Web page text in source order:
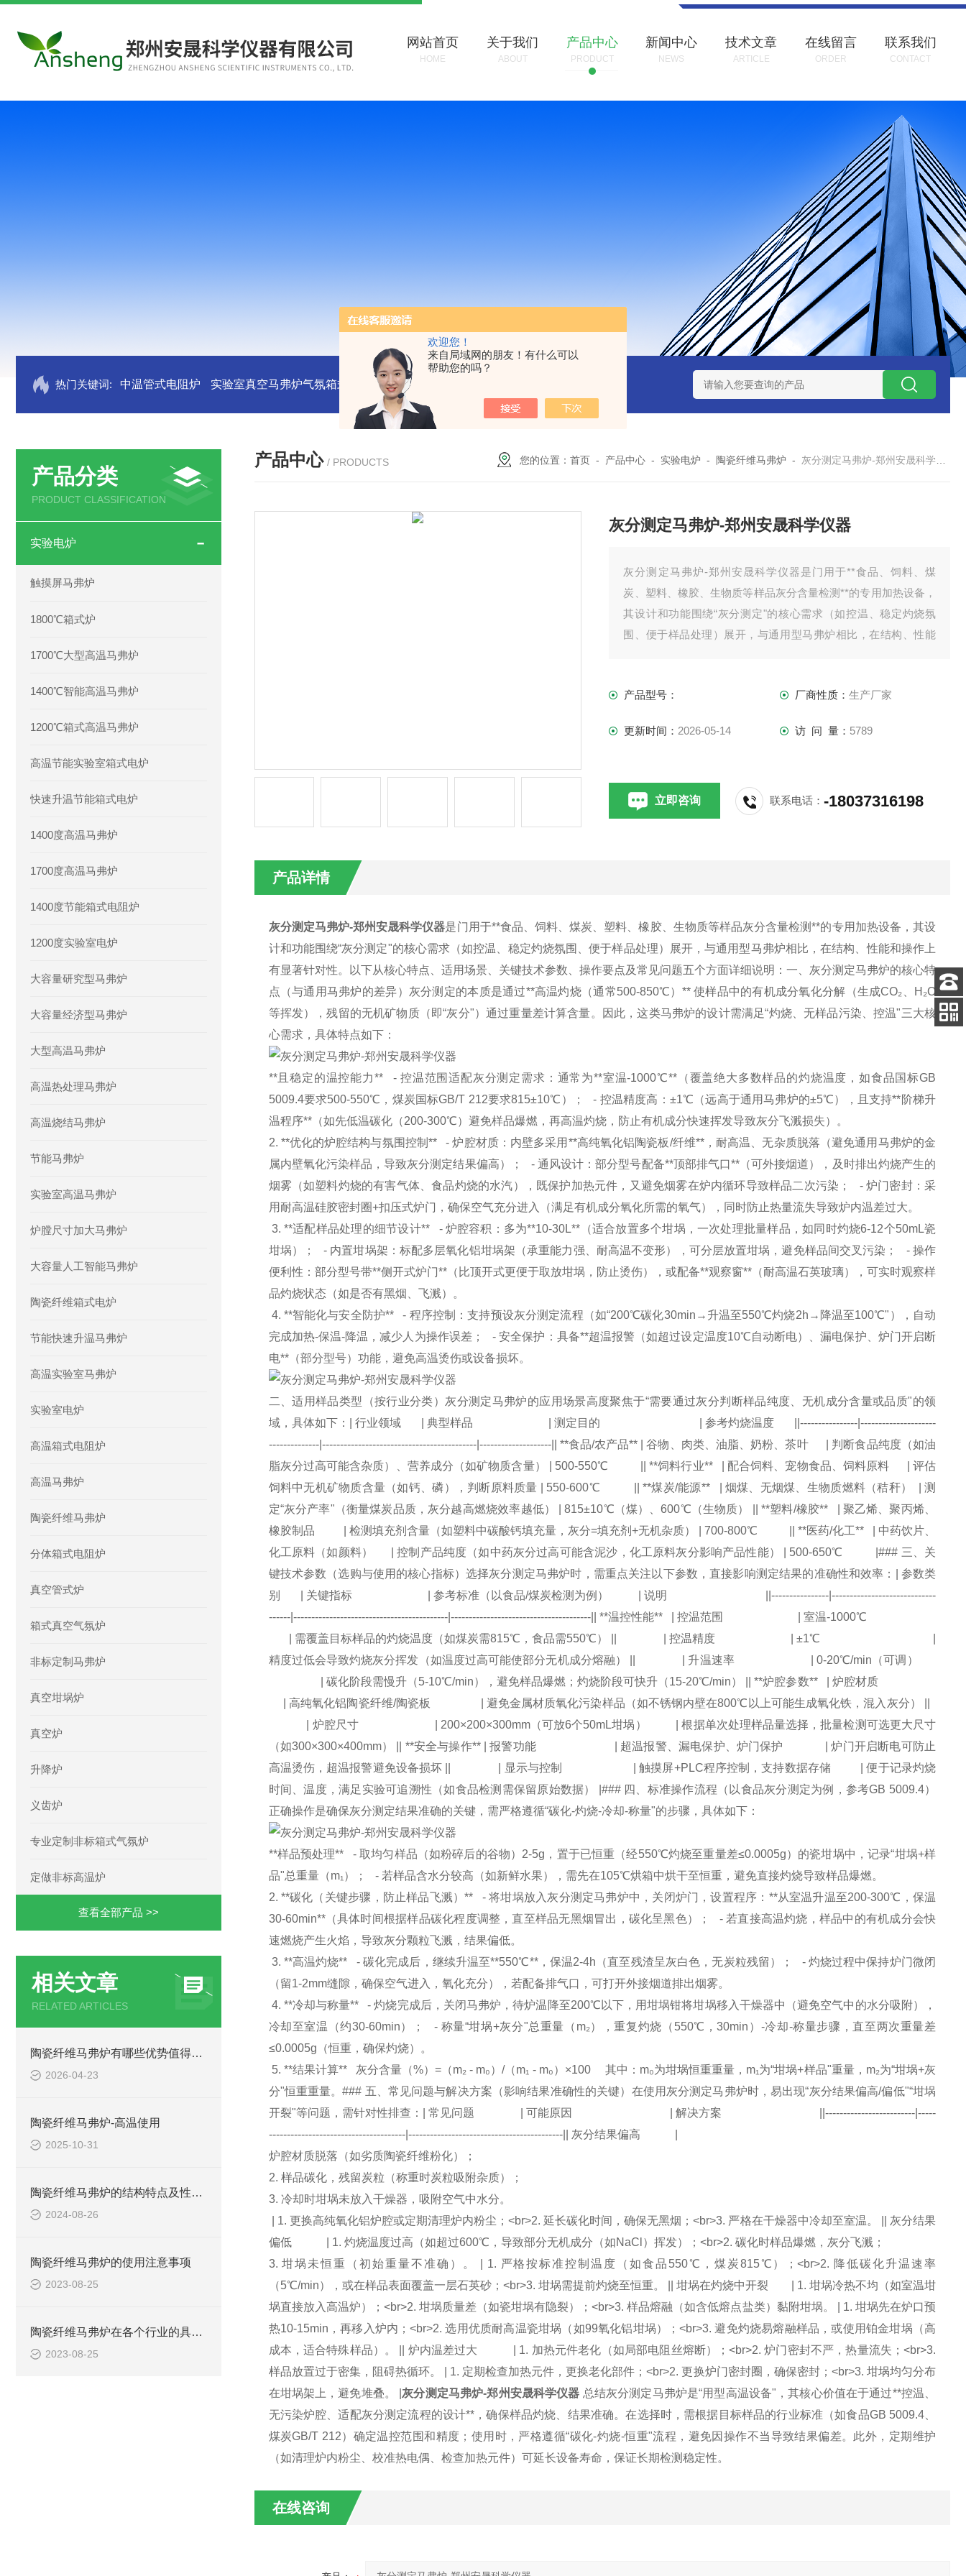
欢迎您！
来自局域网的朋友！有什么可以
帮助您的吗？
网站首页
HOME
关于我们
ABOUT
产品中心
PRODUCT
新闻中心
NEWS
技术文章
ARTICLE
在线留言
ORDER
联系我们
CONTACT
热门关键词: 中温管式电阻炉 实验室真空马弗炉气氛箱式炉厂家 灰分测定马弗炉-郑州安晟科学仪器 SX2-9-17TP高温实验用热失重马弗炉 实验室小型高温马弗炉 陶瓷纤维
产品分类
PRODUCT CLASSIFICATION
实验电炉
触摸屏马弗炉
1800℃箱式炉
1700℃大型高温马弗炉
1400℃智能高温马弗炉
1200℃箱式高温马弗炉
高温节能实验室箱式电炉
快速升温节能箱式电炉
1400度高温马弗炉
1700度高温马弗炉
1400度节能箱式电阻炉
1200度实验室电炉
大容量研究型马弗炉
大容量经济型马弗炉
大型高温马弗炉
高温热处理马弗炉
高温烧结马弗炉
节能马弗炉
实验室高温马弗炉
炉膛尺寸加大马弗炉
大容量人工智能马弗炉
陶瓷纤维箱式电炉
节能快速升温马弗炉
高温实验室马弗炉
实验室电炉
高温箱式电阻炉
高温马弗炉
陶瓷纤维马弗炉
分体箱式电阻炉
真空管式炉
箱式真空气氛炉
非标定制马弗炉
真空坩埚炉
真空炉
升降炉
义齿炉
专业定制非标箱式气氛炉
定做非标高温炉
查看全部产品 >>
相关文章
RELATED ARTICLES
陶瓷纤维马弗炉有哪些优势值得我们选择？
2026-04-23
陶瓷纤维马弗炉-高温使用
2025-10-31
陶瓷纤维马弗炉的结构特点及性能优势
2024-08-26
陶瓷纤维马弗炉的使用注意事项
2023-08-25
陶瓷纤维马弗炉在各个行业的具体应用
2023-08-25
产品中心 / PRODUCTS 您的位置：首页 - 产品中心 - 实验电炉 - 陶瓷纤维马弗炉 - 灰分测定马弗炉-郑州安晟科学仪器
灰分测定马弗炉-郑州安晟科学仪器
灰分测定马弗炉-郑州安晟科学仪器是门用于**食品、饲料、煤
炭、塑料、橡胶、生物质等样品灰分含量检测**的专用加热设备，
其设计和功能围绕“灰分测定"的核心需求（如控温、稳定灼烧氛
围、便于样品处理）展开，与通用型马弗炉相比，在结构、性能
产品型号：
厂商性质： 生产厂家
更新时间： 2026-05-14 访 问 量： 5789
立即咨询 联系电话：-18037316198
产品详情
灰分测定马弗炉-郑州安晟科学仪器是门用于**食品、饲料、煤炭、塑料、橡胶、生物质等样品灰分含量检测**的专用加热设备，其设
计和功能围绕“灰分测定"的核心需求（如控温、稳定灼烧氛围、便于样品处理）展开，与通用型马弗炉相比，在结构、性能和操作上
有显著针对性。以下从核心特点、适用场景、关键技术参数、操作要点及常见问题五个方面详细说明：一、灰分测定马弗炉的核心特
点（与通用马弗炉的差异）灰分测定的本质是通过**高温灼烧（通常500-850℃）** 使样品中的有机成分氧化分解（生成CO₂、H₂O
等挥发），残留的无机矿物质（即“灰分"）通过重量差计算含量。因此，这类马弗炉的设计需满足“灼烧、无样品污染、控温"三大核
心需求，具体特点如下：
**且稳定的温控能力** - 控温范围适配灰分测定需求：通常为**室温-1000℃**（覆盖绝大多数样品的灼烧温度，如食品国标GB
5009.4要求500-550℃，煤炭国标GB/T 212要求815±10℃）； - 控温精度高：±1℃（远高于通用马弗炉的±5℃），且支持**阶梯升
温程序**（如先低温碳化（200-300℃）避免样品爆燃，再高温灼烧，防止有机成分快速挥发导致灰分飞溅损失）。
2. **优化的炉腔结构与氛围控制** - 炉腔材质：内壁多采用**高纯氧化铝陶瓷板/纤维**，耐高温、无杂质脱落（避免通用马弗炉的金
属内壁氧化污染样品，导致灰分测定结果偏高）； - 通风设计：部分型号配备**顶部排气口**（可外接烟道），及时排出灼烧产生的
烟雾（如塑料灼烧的有害气体、食品灼烧的水汽），既保护加热元件，又避免烟雾在炉内循环导致样品二次污染； - 炉门密封：采
用耐高温硅胶密封圈+扣压式炉门，确保空气充分进入（满足有机成分氧化所需的氧气），同时防止热量流失导致炉内温差过大。
3. **适配样品处理的细节设计** - 炉腔容积：多为**10-30L**（适合放置多个坩埚，一次处理批量样品，如同时灼烧6-12个50mL瓷
坩埚）； - 内置坩埚架：标配多层氧化铝坩埚架（承重能力强、耐高温不变形），可分层放置坩埚，避免样品间交叉污染； - 操作
便利性：部分型号带**侧开式炉门**（比顶开式更便于取放坩埚，防止烫伤），或配备**观察窗**（耐高温石英玻璃），可实时观察样
品灼烧状态（如是否有黑烟、飞溅）。
4. **智能化与安全防护** - 程序控制：支持预设灰分测定流程（如“200℃碳化30min→升温至550℃灼烧2h→降温至100℃"），自动
完成加热-保温-降温，减少人为操作误差； - 安全保护：具备**超温报警（如超过设定温度10℃自动断电）、漏电保护、炉门开启断
电**（部分型号）功能，避免高温烫伤或设备损坏。
二、适用样品类型（按行业分类）灰分测定马弗炉的应用场景高度聚焦于“需要通过灰分判断样品纯度、无机成分含量或品质"的领
域，具体如下：| 行业领域 | 典型样品 | 测定目的 | 参考灼烧温度 ||----------------|---------------------
--------------|-------------------------------------------|--------------------|| **食品/农产品** | 谷物、肉类、油脂、奶粉、茶叶 | 判断食品纯度（如油
脂灰分过高可能含杂质）、营养成分（如矿物质含量） | 500-550℃ || **饲料行业** | 配合饲料、宠物食品、饲料原料 | 评估
饲料中无机矿物质含量（如钙、磷），判断原料质量 | 550-600℃ || **煤炭/能源** | 烟煤、无烟煤、生物质燃料（秸秆） | 测
定“灰分产率"（衡量煤炭品质，灰分越高燃烧效率越低） | 815±10℃（煤）、600℃（生物质） || **塑料/橡胶** | 聚乙烯、聚丙烯、
橡胶制品 | 检测填充剂含量（如塑料中碳酸钙填充量，灰分=填充剂+无机杂质） | 700-800℃ || **医药/化工** | 中药饮片、
化工原料（如颜料） | 控制产品纯度（如中药灰分过高可能含泥沙，化工原料灰分影响产品性能） | 500-650℃ |### 三、关
键技术参数（选购与使用的核心指标）选择灰分测定马弗炉时，需重点关注以下参数，直接影响测定结果的准确性和效率：| 参数类
别 | 关键指标 | 参考标准（以食品/煤炭检测为例） | 说明 ||----------------|-----------------------------
------|-------------------------------------------|---------------------------------------|| **温控性能** | 控温范围 | 室温-1000℃
| 需覆盖目标样品的灼烧温度（如煤炭需815℃，食品需550℃） || | 控温精度 | ±1℃ |
精度过低会导致灼烧灰分挥发（如温度过高可能使部分无机成分熔融） || | 升温速率 | 0-20℃/min（可调）
| 碳化阶段需慢升（5-10℃/min），避免样品爆燃；灼烧阶段可快升（15-20℃/min） || **炉腔参数** | 炉腔材质
| 高纯氧化铝陶瓷纤维/陶瓷板 | 避免金属材质氧化污染样品（如不锈钢内壁在800℃以上可能生成氧化铁，混入灰分） ||
| 炉腔尺寸 | 200×200×300mm（可放6个50mL坩埚） | 根据单次处理样品量选择，批量检测可选更大尺寸
（如300×300×400mm） || **安全与操作** | 报警功能 | 超温报警、漏电保护、炉门保护 | 炉门开启断电可防止
高温烫伤，超温报警避免设备损坏 || | 显示与控制 | 触摸屏+PLC程序控制，支持数据存储 | 便于记录灼烧
时间、温度，满足实验可追溯性（如食品检测需保留原始数据） |### 四、标准操作流程（以食品灰分测定为例，参考GB 5009.4）
正确操作是确保灰分测定结果准确的关键，需严格遵循“碳化-灼烧-冷却-称量"的步骤，具体如下：
**样品预处理** - 取均匀样品（如粉碎后的谷物）2-5g，置于已恒重（经550℃灼烧至重量差≤0.0005g）的瓷坩埚中，记录“坩埚+样
品"总重量（m₁）； - 若样品含水分较高（如新鲜水果），需先在105℃烘箱中烘干至恒重，避免直接灼烧导致样品爆燃。
2. **碳化（关键步骤，防止样品飞溅）** - 将坩埚放入灰分测定马弗炉中，关闭炉门，设置程序：**从室温升温至200-300℃，保温
30-60min**（具体时间根据样品碳化程度调整，直至样品无黑烟冒出，碳化呈黑色）； - 若直接高温灼烧，样品中的有机成分会快
速燃烧产生火焰，导致灰分颗粒飞溅，结果偏低。
3. **高温灼烧** - 碳化完成后，继续升温至**550℃**，保温2-4h（直至残渣呈灰白色，无炭粒残留）； - 灼烧过程中保持炉门微闭
（留1-2mm缝隙，确保空气进入，氧化充分），若配备排气口，可打开外接烟道排出烟雾。
4. **冷却与称量** - 灼烧完成后，关闭马弗炉，待炉温降至200℃以下，用坩埚钳将坩埚移入干燥器中（避免空气中的水分吸附），
冷却至室温（约30-60min）； - 称量“坩埚+灰分"总重量（m₂），重复灼烧（550℃，30min）-冷却-称量步骤，直至两次重量差
≤0.0005g（恒重，确保灼烧）。
5. **结果计算** 灰分含量（%）=（m₂ - m₀）/（m₁ - m₀）×100 其中：m₀为坩埚恒重重量，m₁为“坩埚+样品"重量，m₂为“坩埚+灰
分"恒重重量。### 五、常见问题与解决方案（影响结果准确性的关键）在使用灰分测定马弗炉时，易出现“灰分结果偏高/偏低"“坩埚
开裂"等问题，需针对性排查：| 常见问题 | 可能原因 | 解决方案 ||-------------------------|-----
--------------------------------------|-------------------------------------------|| 灰分结果偏高 |
炉腔材质脱落（如劣质陶瓷纤维粉化）；
2. 样品碳化，残留炭粒（称重时炭粒吸附杂质）；
3. 冷却时坩埚未放入干燥器，吸附空气中水分。
| 1. 更换高纯氧化铝炉腔或定期清理炉内粉尘；<br>2. 延长碳化时间，确保无黑烟；<br>3. 严格在干燥器中冷却至室温。 || 灰分结果
偏低 | 1. 灼烧温度过高（如超过600℃，导致部分无机成分（如NaCl）挥发）；<br>2. 碳化时样品爆燃，灰分飞溅；
3. 坩埚未恒重（初始重量不准确）。 | 1. 严格按标准控制温度（如食品550℃，煤炭815℃）；<br>2. 降低碳化升温速率
（5℃/min），或在样品表面覆盖一层石英砂；<br>3. 坩埚需提前灼烧至恒重。 || 坩埚在灼烧中开裂 | 1. 坩埚冷热不均（如室温坩
埚直接放入高温炉）；<br>2. 坩埚质量差（如瓷坩埚有隐裂）；<br>3. 样品熔融（如含低熔点盐类）黏附坩埚。 | 1. 坩埚先在炉口预
热10-15min，再移入炉内；<br>2. 选用优质耐高温瓷坩埚（如99氧化铝坩埚）；<br>3. 避免灼烧易熔融样品，或使用铂金坩埚（高
成本，适合特殊样品）。 || 炉内温差过大 | 1. 加热元件老化（如局部电阻丝熔断）；<br>2. 炉门密封不严，热量流失；<br>3.
样品放置过于密集，阻碍热循环。 | 1. 定期检查加热元件，更换老化部件；<br>2. 更换炉门密封圈，确保密封；<br>3. 坩埚均匀分布
在坩埚架上，避免堆叠。 | 灰分测定马弗炉-郑州安晟科学仪器 总结灰分测定马弗炉是“用型高温设备"，其核心价值在于通过**控温、
无污染炉腔、适配灰分测定流程的设计**，确保样品灼烧、结果准确。在选择时，需根据目标样品的行业标准（如食品GB 5009.4、
煤炭GB/T 212）确定温控范围和精度；使用时，严格遵循“碳化-灼烧-恒重"流程，避免因操作不当导致结果偏差。此外，定期维护
（如清理炉内粉尘、校准热电偶、检查加热元件）可延长设备寿命，保证长期检测稳定性。
在线咨询
客服
电话